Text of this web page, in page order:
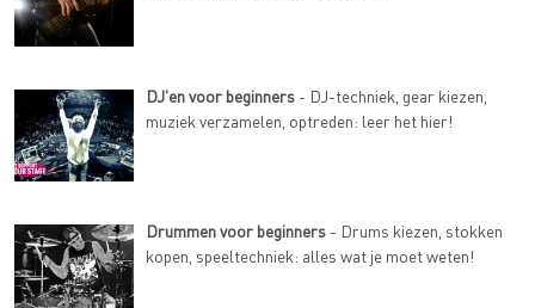
DJ'en voor beginners - DJ-techniek, gear kiezen,
muziek verzamelen, optreden: leer het hier!
Drummen voor beginners - Drums kiezen, stokken
kopen, speeltechniek: alles wat je moet weten!